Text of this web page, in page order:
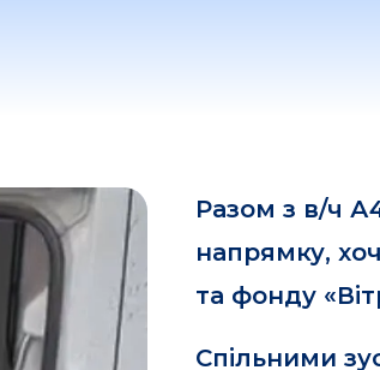
Разом з в/ч
напрямку,
та фонду
Спільними